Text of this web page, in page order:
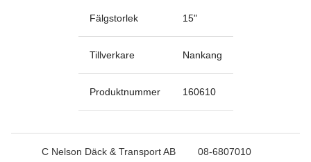
Fälgstorlek 15"
Tillverkare Nankang
Produktnummer 160610
C Nelson Däck & Transport AB
08-6807010